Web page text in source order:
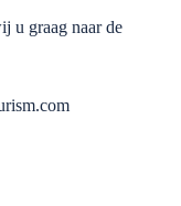
u graag naar de